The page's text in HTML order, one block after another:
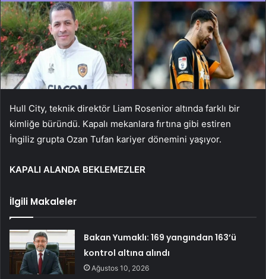
Hull City, teknik direktör Liam Rosenior altında farklı bir
kimliğe büründü. Kapalı mekanlara fırtına gibi estiren
İngiliz grupta Ozan Tufan kariyer dönemini yaşıyor.
KAPALI ALANDA BEKLEMEZLER
İlgili Makaleler
Bakan Yumaklı: 169 yangından 163’ü
kontrol altına alındı
Ağustos 10, 2026